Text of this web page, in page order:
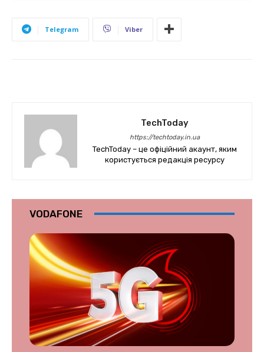
Telegram Viber
TechToday
https://techtoday.in.ua
TechToday – це офіційний акаунт, яким
користується редакція ресурсу
VODAFONE